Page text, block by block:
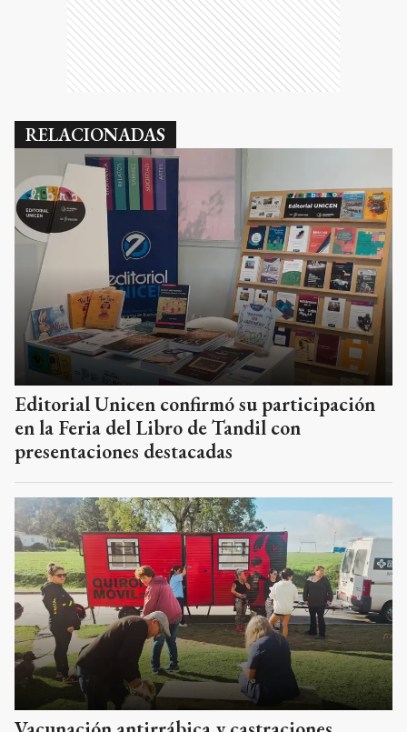
RELACIONADAS
Editorial Unicen confirmó su participación
en la Feria del Libro de Tandil con
presentaciones destacadas